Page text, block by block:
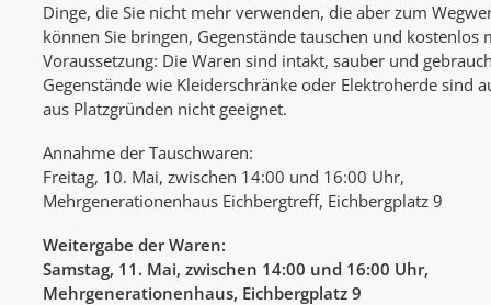
Dinge, die Sie nicht mehr verwenden, die aber zum
können Sie bringen, Gegenstände tauschen und kostenlos
Voraussetzung: Die Waren sind intakt, sauber und
Gegenstände wie Kleiderschränke oder Elektroherde sind
aus Platzgründen nicht geeignet.
Annahme der Tauschwaren:
Freitag, 10. Mai, zwischen 14:00 und 16:00 Uhr,
Mehrgenerationenhaus Eichbergtreff, Eichbergplatz 9
Weitergabe der Waren:
Samstag, 11. Mai, zwischen 14:00 und 16:00 Uhr,
Mehrgenerationenhaus, Eichbergplatz 9